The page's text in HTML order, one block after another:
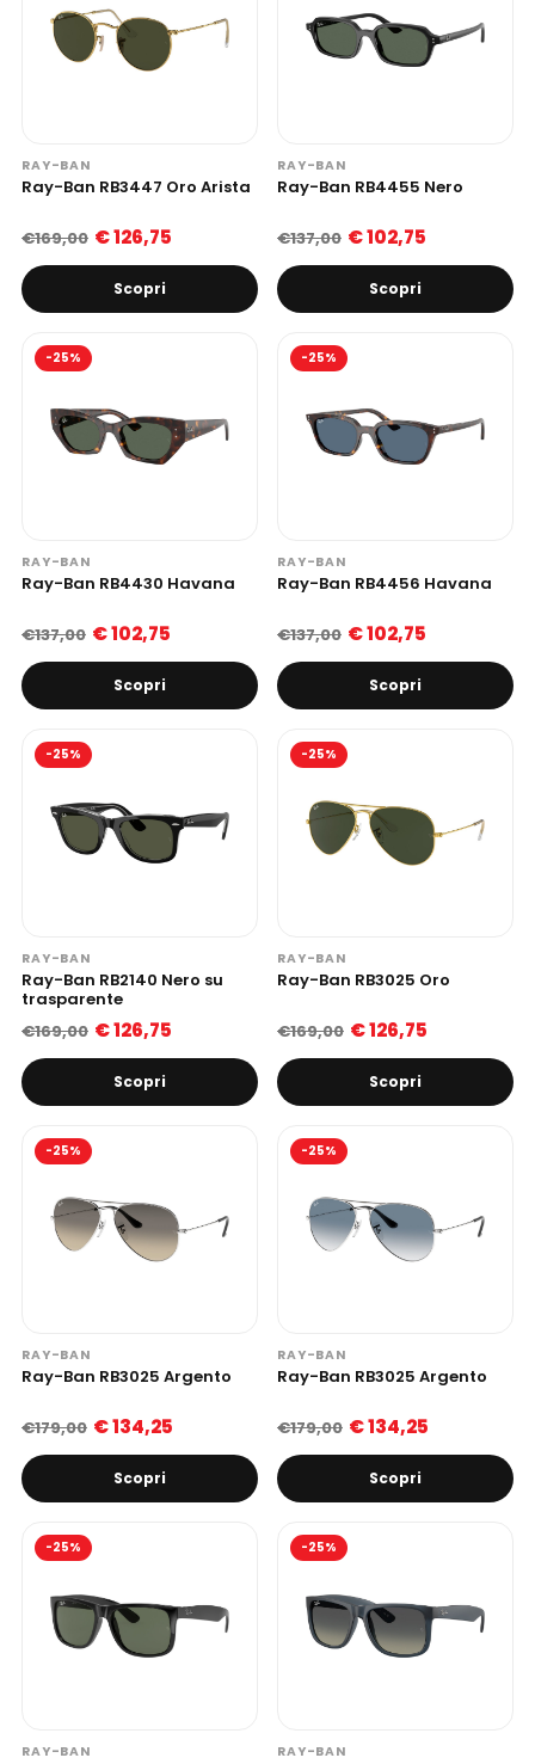
RAY-BAN
Ray-Ban RB3447 Oro Arista
€169,00 € 126,75
Scopri
RAY-BAN
Ray-Ban RB4455 Nero
€137,00 € 102,75
Scopri
-25%
RAY-BAN
Ray-Ban RB4430 Havana
€137,00 € 102,75
Scopri
-25%
RAY-BAN
Ray-Ban RB4456 Havana
€137,00 € 102,75
Scopri
-25%
RAY-BAN
Ray-Ban RB2140 Nero su
trasparente
€169,00 € 126,75
Scopri
-25%
RAY-BAN
Ray-Ban RB3025 Oro
€169,00 € 126,75
Scopri
-25%
RAY-BAN
Ray-Ban RB3025 Argento
€179,00 € 134,25
Scopri
-25%
RAY-BAN
Ray-Ban RB3025 Argento
€179,00 € 134,25
Scopri
-25%
RAY-BAN
-25%
RAY-BAN